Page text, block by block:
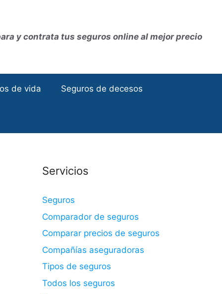
y contrata tus seguros online al mejor precio
de vida Seguros de decesos
Servicios
Seguros
Comparador de seguros
Comparar precios de seguros
Compañías aseguradoras
Tipos de seguros
Todos los seguros